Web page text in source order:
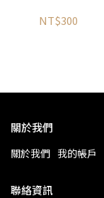
NT$300
關於我們
關於我們 我的帳戶
聯絡資訊